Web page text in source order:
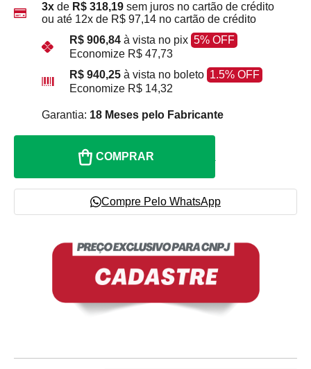
3x de R$ 318,19 sem juros no cartão de crédito
ou até 12x de R$ 97,14 no cartão de crédito
R$ 906,84 à vista no pix 5% OFF
Economize R$ 47,73
R$ 940,25 à vista no boleto 1.5% OFF
Economize R$ 14,32
Garantia: 18 Meses pelo Fabricante
COMPRAR
Compre Pelo WhatsApp